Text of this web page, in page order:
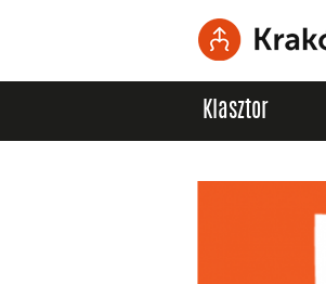
Klasztor